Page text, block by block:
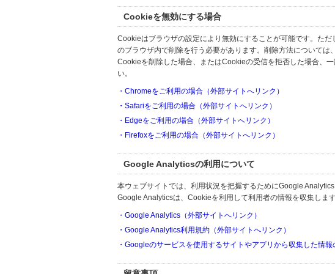
Cookieを無効にする場合
Cookieはブラウザの設定により無効にすることが可能です。た
のブラウザ内で削除を行う必要があります。削除方法については
Cookieを削除した場合、またはCookieの受信を拒否した場合、
い。
・Chromeをご利用の場合（外部サイトへリンク）
・Safariをご利用の場合（外部サイトへリンク）
・Edgeをご利用の場合（外部サイトへリンク）
・Firefoxをご利用の場合（外部サイトへリンク）
Google Analyticsの利用について
本ウェブサイトでは、利用状況を把握するためにGoogle Analytics
Google Analyticsは、Cookieを利用して利用者の情報を収集しま
・Google Analytics（外部サイトへリンク）
・Google Analytics利用規約（外部サイトへリンク）
・Googleのサービスを使用するサイトやアプリから収集した情